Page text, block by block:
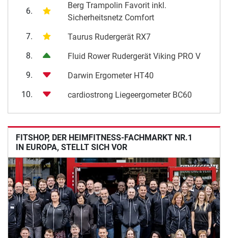
6.
Berg Trampolin Favorit inkl.
Sicherheitsnetz Comfort
7.
Taurus Rudergerät RX7
8.
Fluid Rower Rudergerät Viking PRO V
9.
Darwin Ergometer HT40
10.
cardiostrong Liegeergometer BC60
FITSHOP, DER HEIMFITNESS-FACHMARKT NR.1
IN EUROPA, STELLT SICH VOR